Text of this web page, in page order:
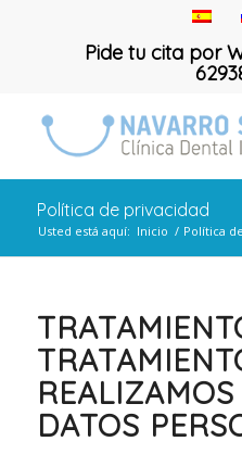
Pide tu cita por
Política de privacidad
Usted está aquí: Inicio / Política
DATOS